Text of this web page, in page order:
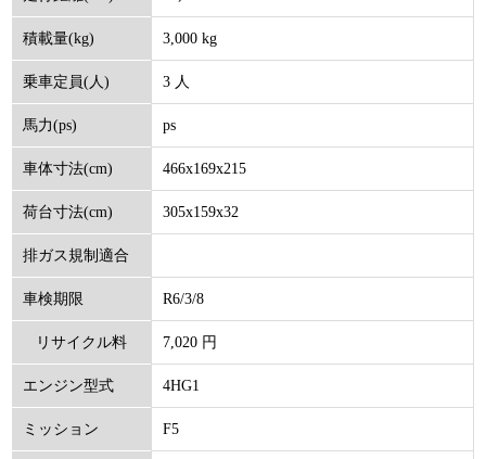
積載量(kg) 3,000 kg
乗車定員(人) 3 人
馬力(ps) ps
車体寸法(cm) 466x169x215
荷台寸法(cm) 305x159x32
排ガス規制適合
車検期限 R6/3/8
リサイクル料
(円)
7,020 円
エンジン型式 4HG1
ミッション F5